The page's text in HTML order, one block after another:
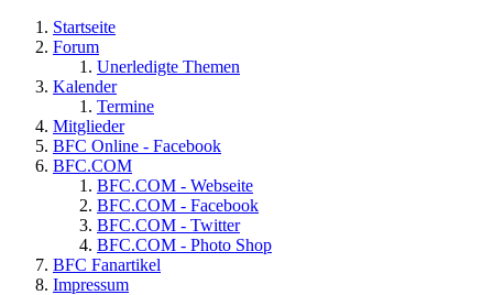
Startseite
Forum
Unerledigte Themen
Kalender
Termine
Mitglieder
BFC Online - Facebook
BFC.COM
BFC.COM - Webseite
BFC.COM - Facebook
BFC.COM - Twitter
BFC.COM - Photo Shop
BFC Fanartikel
Impressum